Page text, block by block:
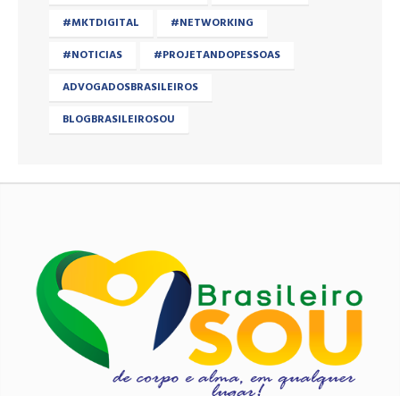
#MKTDIGITAL
#NETWORKING
#NOTICIAS
#PROJETANDOPESSOAS
ADVOGADOSBRASILEIROS
BLOGBRASILEIROSOU